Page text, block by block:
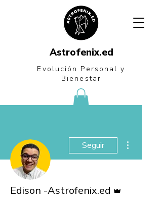
Astrofenix.ed
Evolución Personaly
Bienestar
Seguir
Edison -Astrofenix.ed